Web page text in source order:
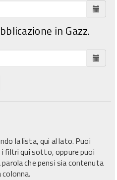
in Gazz.
la lista, qui al lato. Puoi
i filtri qui sotto, oppure puoi
che pensi sia contenuta